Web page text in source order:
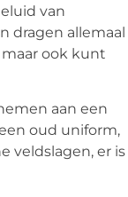
van
dragen allemaal
ook kunt
aan een
oud uniform,
veldslagen, er is